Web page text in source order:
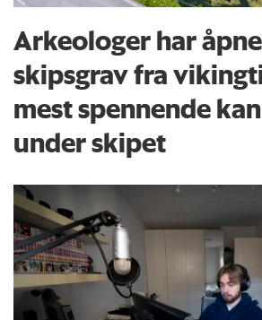
Arkeologer har
skipsgrav fra
mest spennende
under skipet